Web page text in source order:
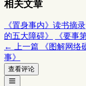
相关文章
《置身事内》读书摘录
的五大障碍》
《要事
← 上一篇
《图解网络
事》
查看评论